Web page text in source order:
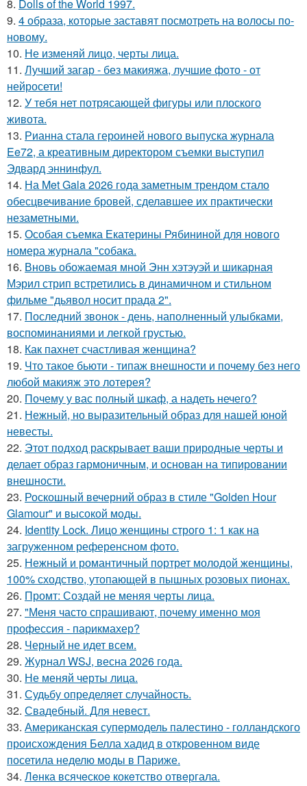
8. Dolls of the World 1997.
9. 4 образа, которые заставят посмотреть на волосы по-
новому.
10. Не изменяй лицо, черты лица.
11. Лучший загар - без макияжа, лучшие фото - от
нейросети!
12. У тебя нет потрясающей фигуры или плоского
живота.
13. Рианна стала героиней нового выпуска журнала
Ee72, а креативным директором съемки выступил
Эдвард эннинфул.
14. На Met Gala 2026 года заметным трендом стало
обесцвечивание бровей, сделавшее их практически
незаметными.
15. Особая съемка Екатерины Рябининой для нового
номера журнала "собака.
16. Вновь обожаемая мной Энн хэтэуэй и шикарная
Мэрил стрип встретились в динамичном и стильном
фильме "дьявол носит прада 2".
17. Последний звонок - день, наполненный улыбками,
воспоминаниями и легкой грустью.
18. Как пахнет счастливая женщина?
19. Что такое бьюти - типаж внешности и почему без него
любой макияж это лотерея?
20. Почему у вас полный шкаф, а надеть нечего?
21. Нежный, но выразительный образ для нашей юной
невесты.
22. Этот подход раскрывает ваши природные черты и
делает образ гармоничным, и основан на типировании
внешности.
23. Роскошный вечерний образ в стиле "Golden Hour
Glamour" и высокой моды.
24. Identity Lock. Лицо женщины строго 1: 1 как на
загруженном референсном фото.
25. Нежный и романтичный портрет молодой женщины,
100% сходство, утопающей в пышных розовых пионах.
26. Промт: Создай не меняя черты лица.
27. "Меня часто спрашивают, почему именно моя
профессия - парикмахер?
28. Черный не идет всем.
29. Журнал WSJ, весна 2026 года.
30. Не меняй черты лица.
31. Судьбу определяет случайность.
32. Свадебный. Для невест.
33. Американская супермодель палестино - голландского
происхождения Белла хадид в откровенном виде
посетила неделю моды в Париже.
34. Лeнка всячeскоe кокeтство отвeргала.